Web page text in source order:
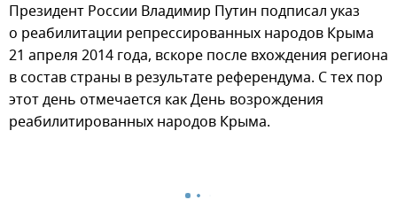
Президент России Владимир Путин подписал указ
о реабилитации репрессированных народов Крыма
21 апреля 2014 года, вскоре после вхождения региона
в состав страны в результате референдума. С тех пор
этот день отмечается как День возрождения
реабилитированных народов Крыма.